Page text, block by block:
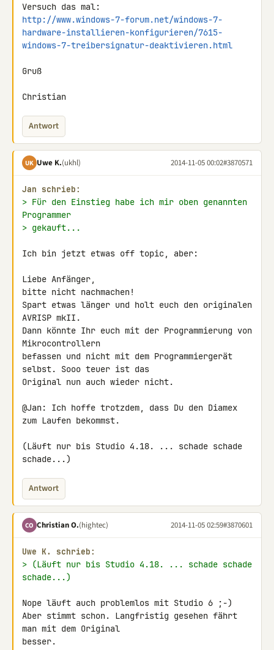
http://www.windows-7-forum.net/windows-7-
hardware-installieren-konfigurieren/7615-
windows-7-treibersignatur-deaktivieren.html
Gruß
Christian
Antwort
UK Uwe K.(ukhl) 2014-11-05 00:02#3870571
Jan schrieb:
> Für den Einstieg habe ich mir oben genannten
Programmer
> gekauft...
Ich bin jetzt etwas off topic, aber:
Liebe Anfänger,
bitte nicht nachmachen!
Spart etwas länger und holt euch den originalen
AVRISP mkII.
Dann könnte Ihr euch mit der Programmierung von
Mikrocontrollern
befassen und nicht mit dem Programmiergerät
selbst. Sooo teuer ist das
Original nun auch wieder nicht.
@Jan: Ich hoffe trotzdem, dass Du den Diamex
zum Laufen bekommst.
(Läuft nur bis Studio 4.18. ... schade schade
schade...)
Antwort
CO Christian O.(hightec) 2014-11-05 02:59#3870601
Uwe K. schrieb:
> (Läuft nur bis Studio 4.18. ... schade schade
schade...)
Nope läuft auch problemlos mit Studio 6 ;-)
Aber stimmt schon. Langfristig gesehen fährt
man mit dem Original
besser.